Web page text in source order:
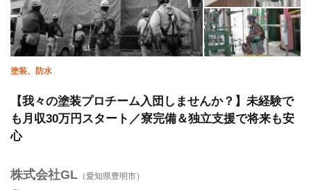
塗装、防水
【我々の塗装プロチーム入団しませんか？】未経験で
も月収30万円スタート／寮完備＆独立支援で将来も安
心
株式会社GL （愛知県豊明市）